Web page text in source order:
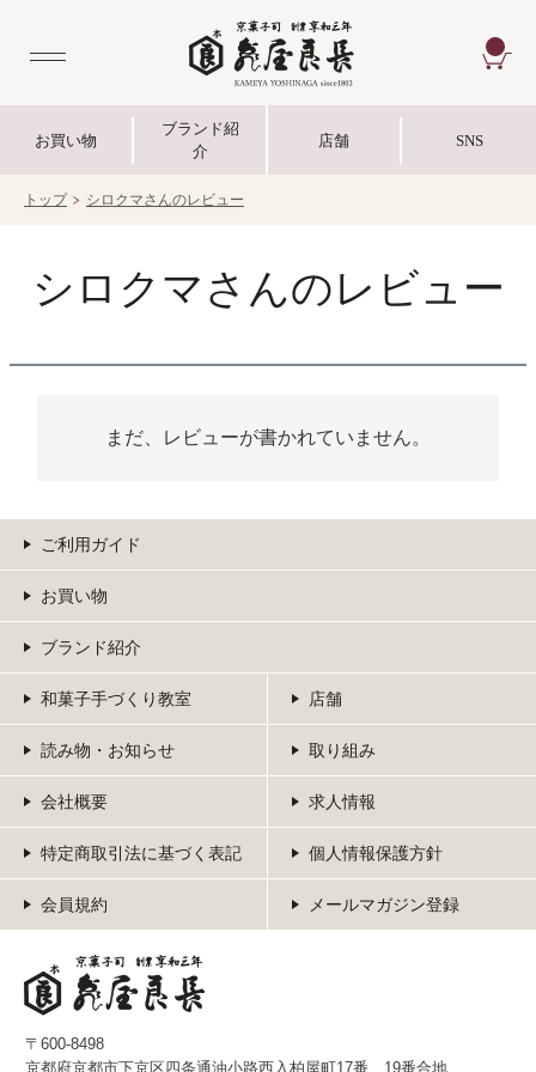
お買い物
ブランド紹
介
店舗 SNS
トップ シロクマさんのレビュー
シロクマさんのレビュー
まだ、レビューが書かれていません。
ご利用ガイド
お買い物
ブランド紹介
和菓子手づくり教室 店舗
読み物・お知らせ 取り組み
会社概要 求人情報
特定商取引法に基づく表記 個人情報保護方針
会員規約 メールマガジン登録
〒600-8498
京都府京都市下京区四条通油小路西入柏屋町17番、19番合地